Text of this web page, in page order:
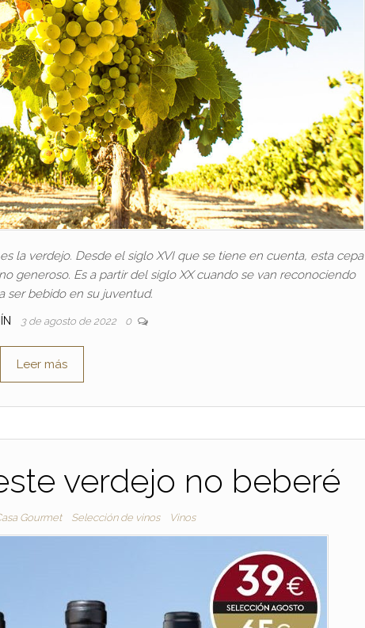
la verdejo. Desde el siglo XVI que se tiene en cuenta, esta cepa
generoso. Es a partir del siglo XX cuando se van reconociendo
ser bebido en su juventud.
3 de agosto de 2022 0
Leer más
verdejo no beberé
Gourmet Selección de vinos Vinos